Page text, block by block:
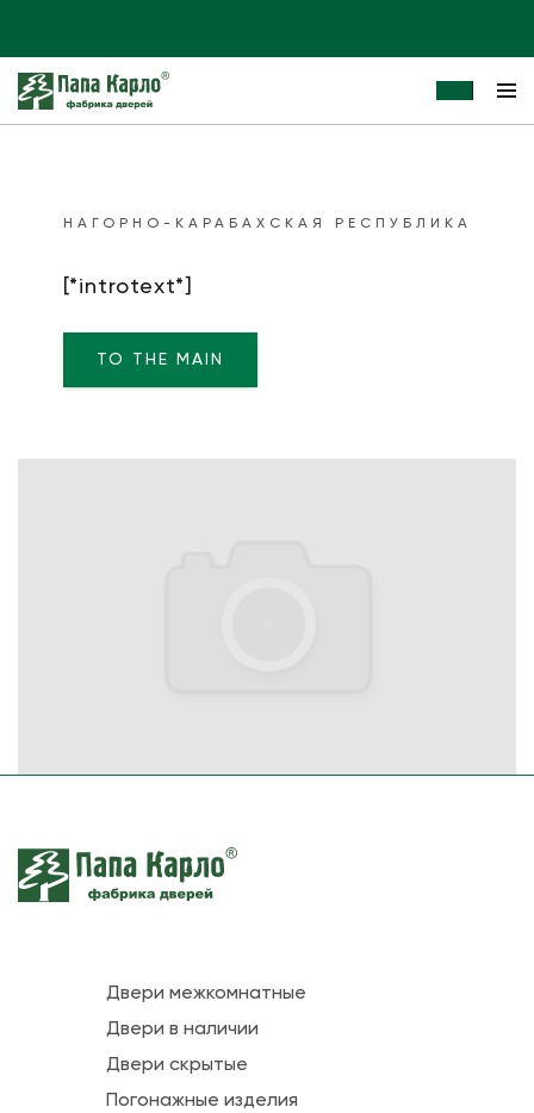
НАГОРНО-КАРАБАХСКАЯ РЕСПУБЛИКА
[*introtext*]
TO THE MAIN
Двери межкомнатные
Двери в наличии
Двери скрытые
Погонажные изделия